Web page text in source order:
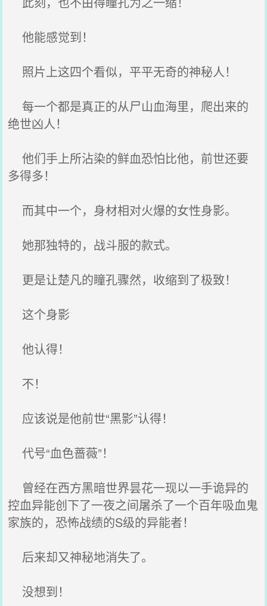
他能感觉到！
照片上这四个看似，平平无奇的神秘人！
每一个都是真正的从尸山血海里，爬出来的
绝世凶人！
他们手上所沾染的鲜血恐怕比他，前世还要
多得多！
而其中一个，身材相对火爆的女性身影。
她那独特的，战斗服的款式。
更是让楚凡的瞳孔骤然，收缩到了极致！
这个身影
他认得！
不！
应该说是他前世“黑影”认得！
代号“血色蔷薇”！
曾经在西方黑暗世界昙花一现以一手诡异的
控血异能创下了一夜之间屠杀了一个百年吸血鬼
家族的，恐怖战绩的S级的异能者！
后来却又神秘地消失了。
没想到！